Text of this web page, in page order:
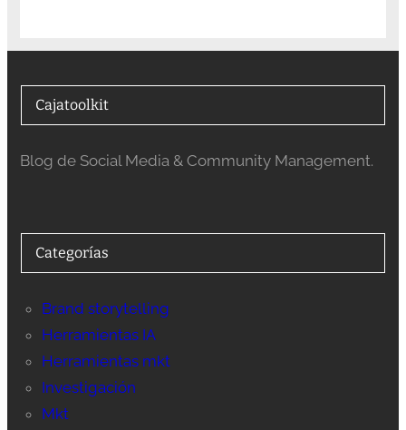
Cajatoolkit
Blog de Social Media & Community Management.
Categorías
Brand storytelling
Herramientas IA
Herramientas mkt
Investigación
Mkt